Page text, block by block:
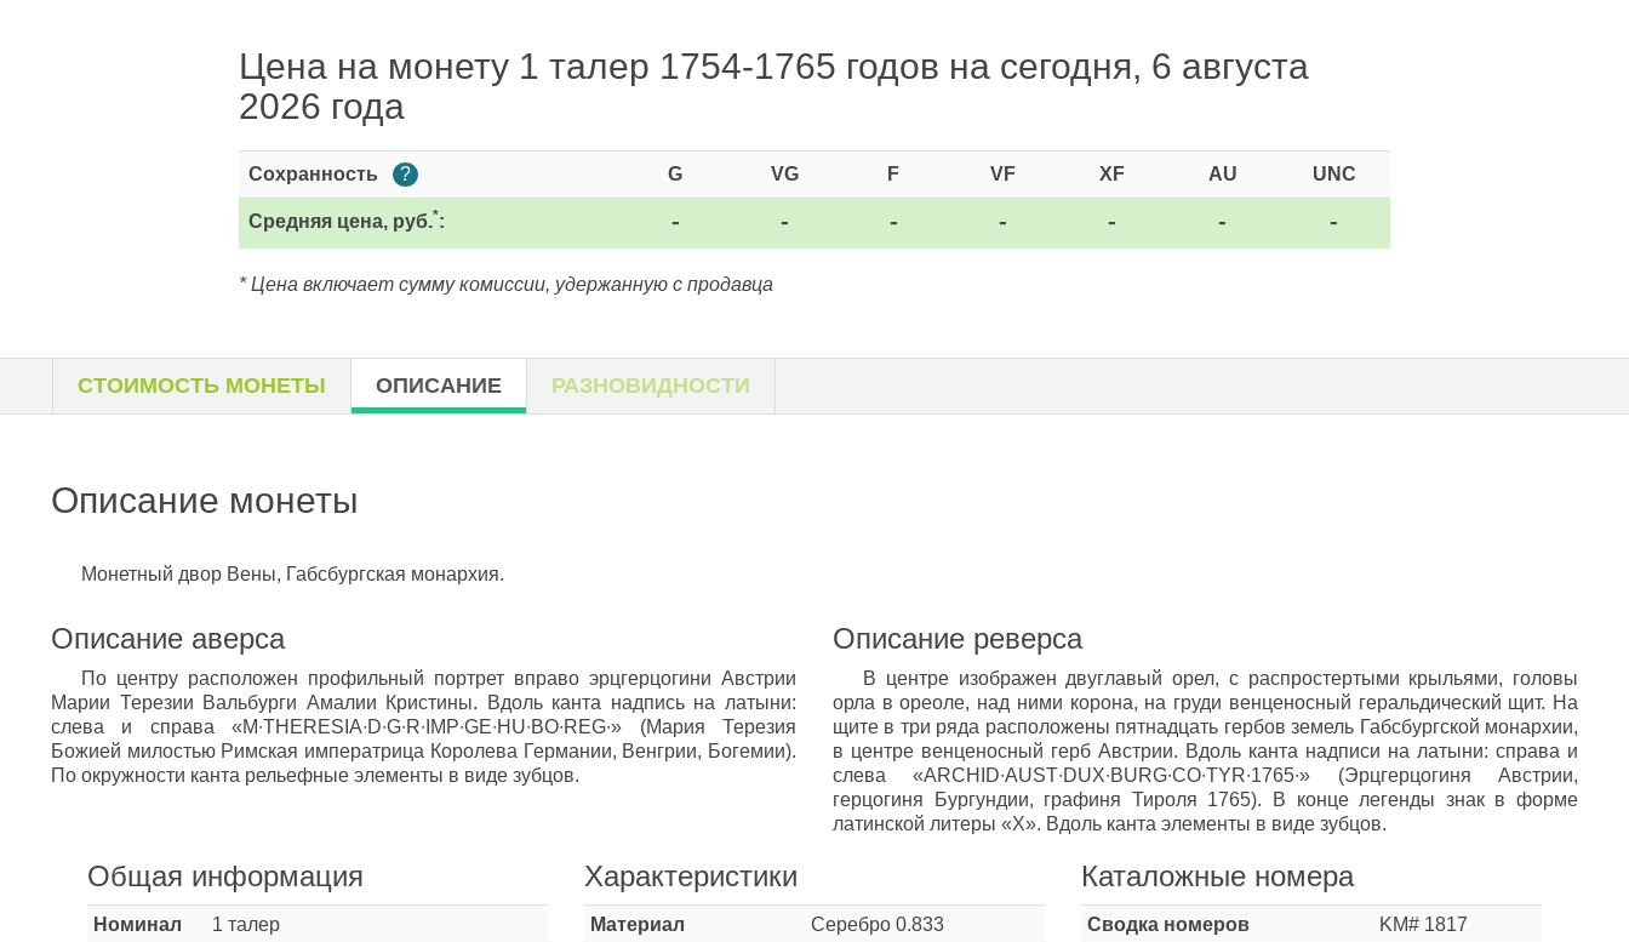
Цена на монету 1 талер 1754-1765 годов на сегодня, 6 августа
2026 года
Сохранность ? G VG F VF XF AU UNC
Средняя цена, руб.*: - - - - - - -
* Цена включает сумму комиссии, удержанную с продавца
СТОИМОСТЬ МОНЕТЫ ОПИСАНИЕ РАЗНОВИДНОСТИ
Описание монеты
Монетный двор Вены, Габсбургская монархия.
Описание аверса
По центру расположен профильный портрет вправо эрцгерцогини Австрии
Марии Терезии Вальбурги Амалии Кристины. Вдоль канта надпись на латыни:
слева и справа «M∙THERESIA∙D∙G∙R∙IMP∙GE∙HU∙BO∙REG∙» (Мария Терезия
Божией милостью Римская императрица Королева Германии, Венгрии, Богемии).
По окружности канта рельефные элементы в виде зубцов.
Описание реверса
В центре изображен двуглавый орел, с распростертыми крыльями, головы
орла в ореоле, над ними корона, на груди венценосный геральдический щит. На
щите в три ряда расположены пятнадцать гербов земель Габсбургской монархии,
в центре венценосный герб Австрии. Вдоль канта надписи на латыни: справа и
слева «ARCHID∙AUST∙DUX∙BURG∙CO∙TYR∙1765∙» (Эрцгерцогиня Австрии,
герцогиня Бургундии, графиня Тироля 1765). В конце легенды знак в форме
латинской литеры «X». Вдоль канта элементы в виде зубцов.
Общая информация
Номинал
1 талер
Характеристики
Материал
Серебро 0.833
Каталожные номера
Сводка номеров KM# 1817